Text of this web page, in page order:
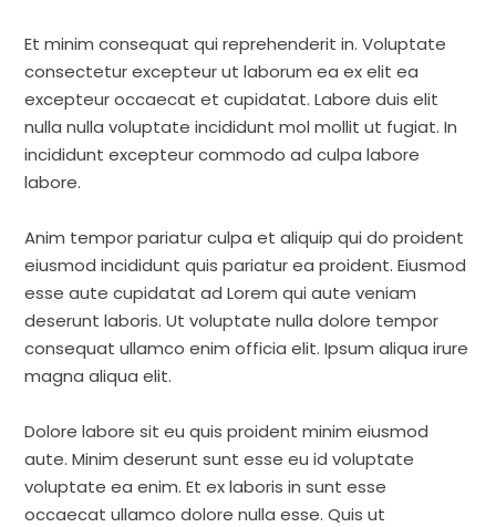
Et minim consequat qui reprehenderit in. Voluptate
consectetur excepteur ut laborum ea ex elit ea
excepteur occaecat et cupidatat. Labore duis elit
nulla nulla voluptate incididunt mol mollit ut fugiat. In
incididunt excepteur commodo ad culpa labore
labore.
Anim tempor pariatur culpa et aliquip qui do proident
eiusmod incididunt quis pariatur ea proident. Eiusmod
esse aute cupidatat ad Lorem qui aute veniam
deserunt laboris. Ut voluptate nulla dolore tempor
consequat ullamco enim officia elit. Ipsum aliqua irure
magna aliqua elit.
Dolore labore sit eu quis proident minim eiusmod
aute. Minim deserunt sunt esse eu id voluptate
voluptate ea enim. Et ex laboris in sunt esse
occaecat ullamco dolore nulla esse. Quis ut